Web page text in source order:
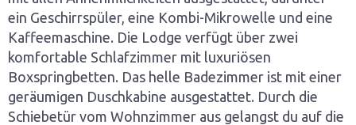
ein Geschirrspüler, eine Kombi-Mikrowelle und eine
Kaffeemaschine. Die Lodge verfügt über zwei
komfortable Schlafzimmer mit luxuriösen
Boxspringbetten. Das helle Badezimmer ist mit einer
geräumigen Duschkabine ausgestattet. Durch die
Schiebetür vom Wohnzimmer aus gelangst du auf die